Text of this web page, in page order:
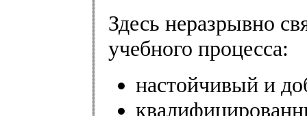
Здесь неразрывно
учебного процесса:
настойчивый и